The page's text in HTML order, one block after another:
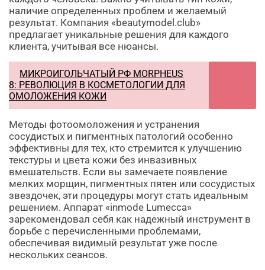
наличие определенных проблем и желаемый
результат. Компания «beautymodel.club»
предлагает уникальные решения для каждого
клиента, учитывая все нюансы.
МИКРОИГОЛЬЧАТЫЙ РФ MORPHEUS
8: РЕВОЛЮЦИЯ В КОСМЕТОЛОГИИ ДЛЯ
ОМОЛОЖЕНИЯ КОЖИ
Методы фотоомоложения и устранения
сосудистых и пигментных патологий особенно
эффективны для тех, кто стремится к улучшению
текстуры и цвета кожи без инвазивных
вмешательств. Если вы замечаете появление
мелких морщин, пигментных пятен или сосудистых
звездочек, эти процедуры могут стать идеальным
решением. Аппарат «inmode Lumecca»
зарекомендовал себя как надежный инструмент в
борьбе с перечисленными проблемами,
обеспечивая видимый результат уже после
нескольких сеансов.